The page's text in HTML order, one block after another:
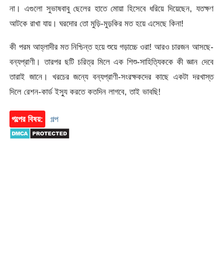
না। এগুলো সুভাষবাবু ছেলের হাতে মোয়া হিসেবে ধরিয়ে দিয়েছেন, যতক্ষণ
আটকে রাখা যায়। ঘরদোর তো মুড়ি-মুড়কির মত হয়ে এসেছে কিনা!
কী পরম আহ্লাদীর মত নিশ্চিন্ত হয়ে শুয়ে গড়াচ্চে ওরা! আরও চারজন আসছে-
বন্যপ্রাণী। তারপর ছটি চরিত্র মিলে এক শিশু-সাহিত্যিককে কী জ্ঞান দেবে
তারাই জানে। খরচের জন্যে বন্যপ্রাণী-সংরক্ষকদের কাছে একটা দরখাস্ত
দিলে রেশন-কার্ড ইস্যু করতে কতদিন লাগবে, তাই ভাবছি!
গল্পের বিষয়: গল্প